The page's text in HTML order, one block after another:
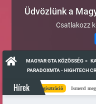
Üdvözlünk a
Csatlakozz
MAGYAR GTA KÖZÖSSÉG »
PARADOXMTA - HIGHTECH
Hírek
Regisztráció Ismerd meg a